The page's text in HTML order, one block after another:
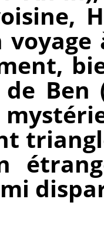
Ben